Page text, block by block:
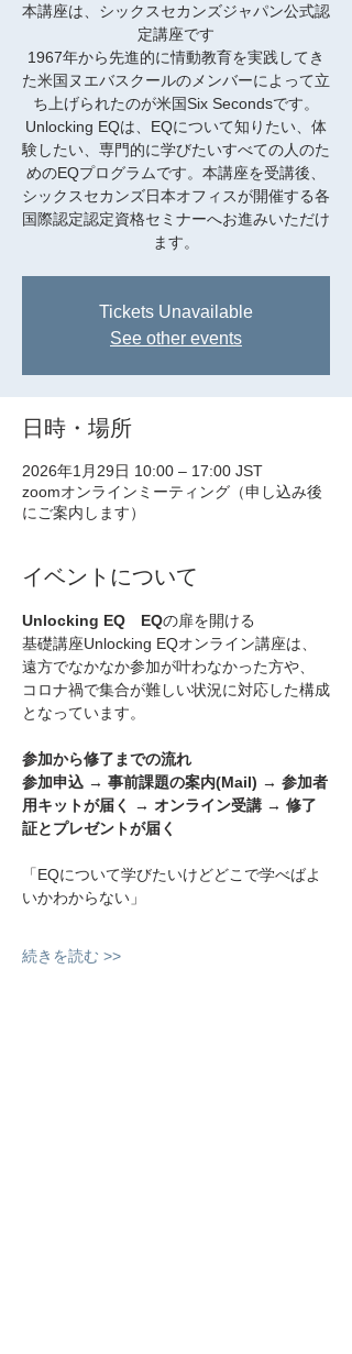
本講座は、シックスセカンズジャパン公式認
定講座です
1967年から先進的に情動教育を実践してき
た米国ヌエバスクールのメンバーによって立
ち上げられたのが米国Six Secondsです。
Unlocking EQは、EQについて知りたい、体
験したい、専門的に学びたいすべての人のた
めのEQプログラムです。本講座を受講後、
シックスセカンズ日本オフィスが開催する各
国際認定認定資格セミナーへお進みいただけ
ます。
Tickets Unavailable
See other events
日時・場所
2026年1月29日 10:00 – 17:00 JST
zoomオンラインミーティング（申し込み後
にご案内します）
イベントについて
Unlocking EQ　EQの扉を開ける
基礎講座Unlocking EQオンライン講座は、
遠方でなかなか参加が叶わなかった方や、
コロナ禍で集合が難しい状況に対応した構成
となっています。
参加から修了までの流れ
参加申込 → 事前課題の案内(Mail) → 参加者
用キットが届く → オンライン受講 → 修了
証とプレゼントが届く
「EQについて学びたいけどどこで学べばよ
いかわからない」
続きを読む >>